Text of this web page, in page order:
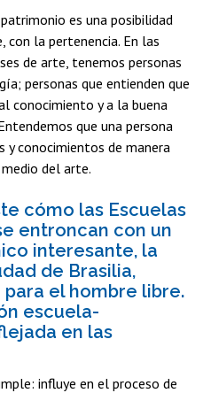
es una posibilidad
la pertenencia. En las
de arte, tenemos personas
personas que entienden que
conocimiento y a la buena
que una persona
conocimientos de manera
del arte.
cómo las Escuelas
entroncan con un
interesante, la
de Brasilia,
el hombre libre.
escuela-
en las
influye en el proceso de